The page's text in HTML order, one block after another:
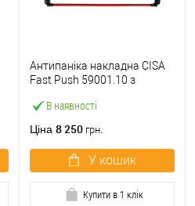
В наявності
Антипаніка накладна CISA
Fast Push 59001.10 з
мм червона
Ціна 8 250 грн.
У кошик
Купити в 1 клік